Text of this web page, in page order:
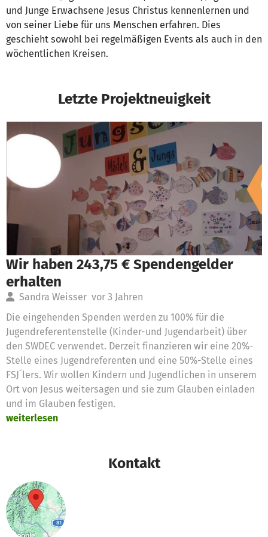
und Junge Erwachsene Jesus Christus kennenlernen und
von seiner Liebe für uns Menschen erfahren. Dies
geschieht sowohl bei regelmäßigen Events als auch in den
wöchentlichen Kreisen.
Letzte Projektneuigkeit
Wir haben 243,75 € Spendengelder
erhalten
Sandra Weisser vor 3 Jahren
Die eingehenden Spenden werden zu 100% für die
Jugendreferentenstelle (Kinder-und Jugendarbeit) über
den SWDEC verwendet. Derzeit finanzieren wir eine 20%-
Stelle eines Jugendreferenten und eine 50%-Stelle eines
FSJ´lers. Wir wollen Kindern und Jugendlichen in unserem
Ort von Jesus weitersagen und sie zum Glauben einladen
und im Glauben festigen.
weiterlesen
Kontakt